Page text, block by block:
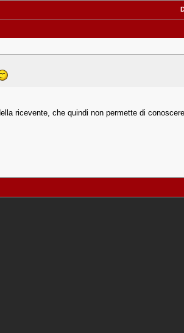
ricevente, che quindi non permette di